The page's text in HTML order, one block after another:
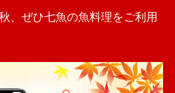
、ぜひ七魚の魚料理をご利用